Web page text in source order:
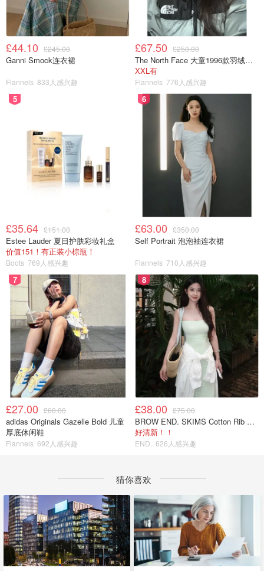
£44.10 £245.00
Ganni Smock连衣裙
Flannels 833人感兴趣
£67.50 £250.00
The North Face 大童1996款羽绒夹克
XXL有
Flannels 776人感兴趣
5
£35.64 £151.00
Estee Lauder 夏日护肤彩妆礼盒
价值151！有正装小棕瓶！
Boots 769人感兴趣
6
£63.00 £350.00
Self Portrait 泡泡袖连衣裙
Flannels 710人感兴趣
7
£27.00 £60.00
adidas Originals Gazelle Bold 儿童
厚底休闲鞋
Flannels 692人感兴趣
8
£38.00 £75.00
BROW END. SKIMS Cotton Rib 长款背心连衣裙 薄荷绿
好清新！！
END. 626人感兴趣
猜你喜欢